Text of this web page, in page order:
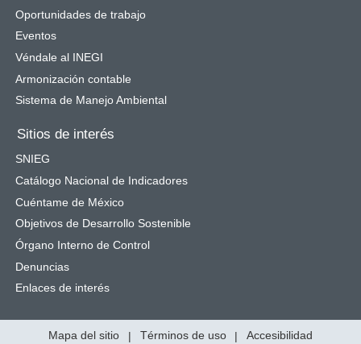
Oportunidades de trabajo
Eventos
Véndale al INEGI
Armonización contable
Sistema de Manejo Ambiental
Sitios de interés
SNIEG
Catálogo Nacional de Indicadores
Cuéntame de México
Objetivos de Desarrollo Sostenible
Órgano Interno de Control
Denuncias
Enlaces de interés
Mapa del sitio | Términos de uso |
Accesibilidad